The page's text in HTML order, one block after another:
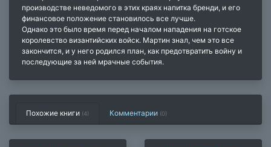
производстве неведомого в этих краях напитка бренди, и его
финансовое положение становилось все лучше.
Однако это было время перед началом нападения на готское
королевство византийских войск. Мартин знал, чем это все
закончится, и у него родился план, как предотвратить войну и
последующие за ней мрачные события.
Похожие книги (4) Комментарии (0)